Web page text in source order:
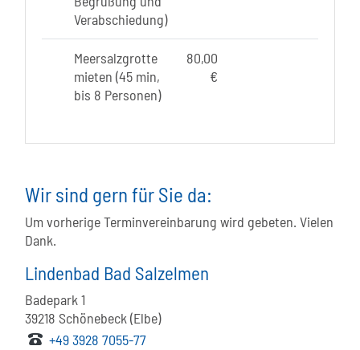
Verabschiedung)
Meersalzgrotte
mieten (45 min,
bis 8 Personen)
80,00
€
Wir sind gern für Sie da:
Um vorherige Terminvereinbarung wird gebeten. Vielen
Dank.
Lindenbad Bad Salzelmen
Badepark 1
39218 Schönebeck (Elbe)
+49 3928 7055-77